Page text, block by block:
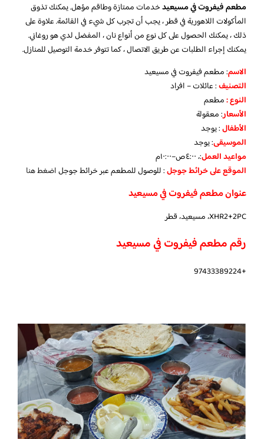
مطعم فيفروت في مسيعيدخدمات ممتازة وطاقم مؤهل. يمكنك تذوق
المأكولات اللاهورية في قطر ، يجب أن تجرب كل شيء في القائمة. علاوة على
ذلك ، يمكنك الحصول على كل نوع من أنواع نان ، المفضل لدي هو روغاني.
يمكنك إجراء الطلبات عن طريق الاتصال ، كما تتوفر خدمة التوصيل للمنازل.
الاسم: مطعم فيفروت في مسيعيد
التصنيف: عائلات – افراد
النوع :مطعم
الأسعار:معقولة
الأطفال:يوجد
الموسيقى:يوجد
مواعيد العمل:، ٤:٠٠ص–١٠:٠٠م
الموقع على خرائط جوجل: للوصول للمطعم عبر خرائط جوجلاضغط هنا
عنوان مطعم فيفروت في مسيعيد
XHR2+2PC، مسيعيد، قطر
رقم مطعم فيفروت في مسيعيد
+97433389224